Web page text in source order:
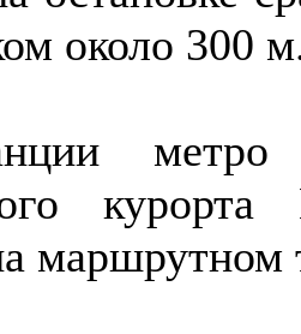
около 300
метро